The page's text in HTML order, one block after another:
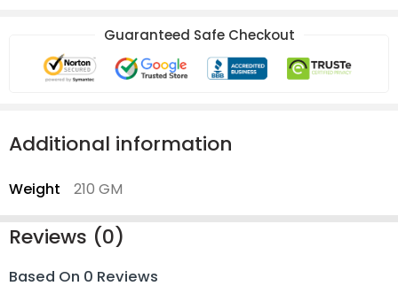
Guaranteed Safe Checkout
Additional information
Weight 210 GM
Reviews (0)
Based On 0 Reviews